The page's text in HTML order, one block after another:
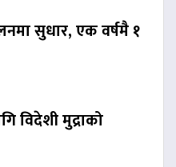
सुधार, एक वर्षमै १
विदेशी मुद्राको